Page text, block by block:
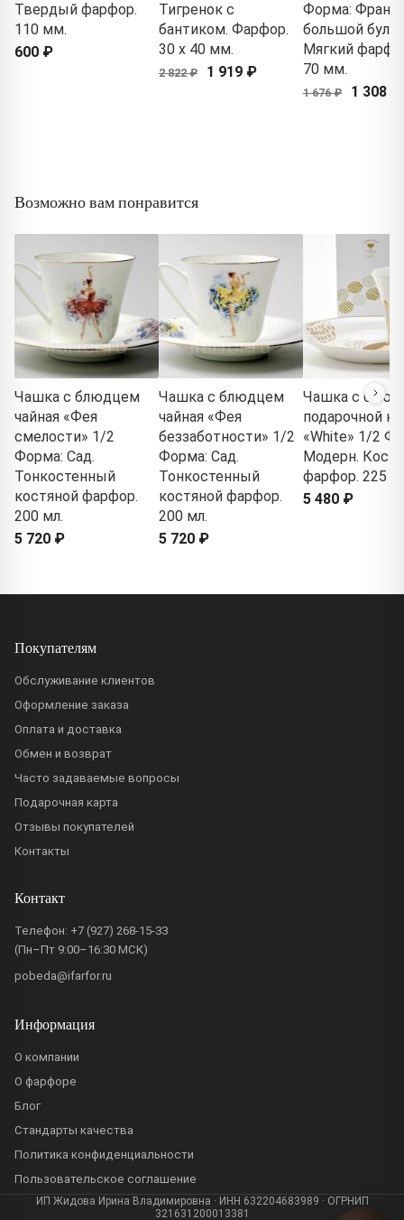
Твердый фарфор.
110 мм.
600 ₽
Тигренок с
бантиком. Фарфор.
30 x 40 мм.
2 822 ₽ 1 919 ₽
Форма:
большой
Мягкий
70 мм.
1 676 ₽ 1 308 ₽
Возможно вам понравится
Чашка с блюдцем
чайная «Фея
смелости» 1/2
Форма: Сад.
Тонкостенный
костяной фарфор.
200 мл.
5 720 ₽
Чашка с блюдцем
чайная «Фея
беззаботности» 1/2
Форма: Сад.
Тонкостенный
костяной фарфор.
200 мл.
5 720 ₽
Чашка с
подарочной
«White» 1/2
Модерн.
фарфор. 225
5 480 ₽
Покупателям
Обслуживание клиентов
Оформление заказа
Оплата и доставка
Обмен и возврат
Часто задаваемые вопросы
Подарочная карта
Отзывы покупателей
Контакты
Контакт
Телефон: +7 (927) 268-15-33
(Пн–Пт 9:00–16:30 МСК)
pobeda@ifarfor.ru
Информация
О компании
О фарфоре
Блог
Стандарты качества
Политика конфиденциальности
Пользовательское соглашение
ИП Жидова Ирина Владимировна · ИНН 632204683989 · ОГРНИП
321631200013381